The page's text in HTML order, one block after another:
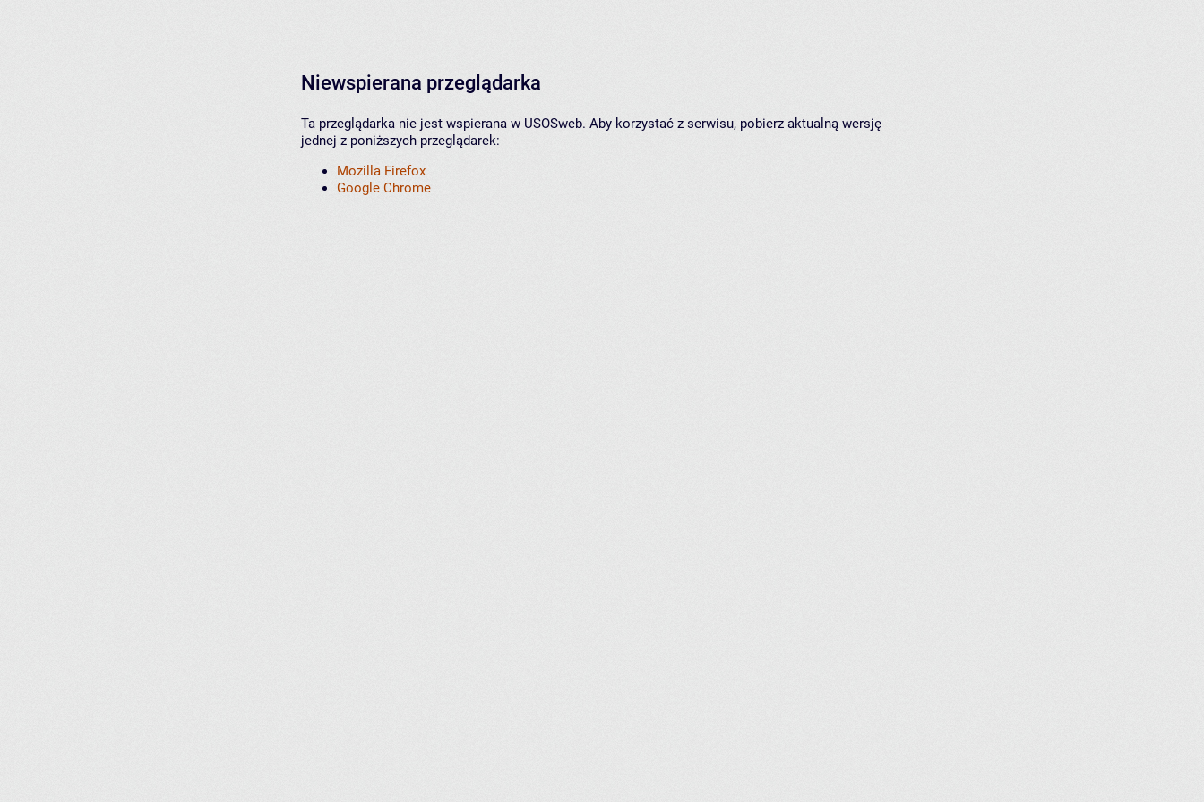
Niewspierana przeglądarka
Ta przeglądarka nie jest wspierana w USOSweb. Aby korzystać z serwisu, pobierz aktualną wersję
jednej z poniższych przeglądarek:
Mozilla Firefox
Google Chrome